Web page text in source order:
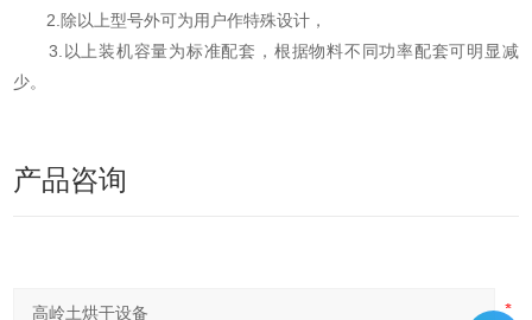
2.除以上型号外可为用户作特殊设计，
3.以上装机容量为标准配套，根据物料不同功率配套可明显减
少。
产品咨询